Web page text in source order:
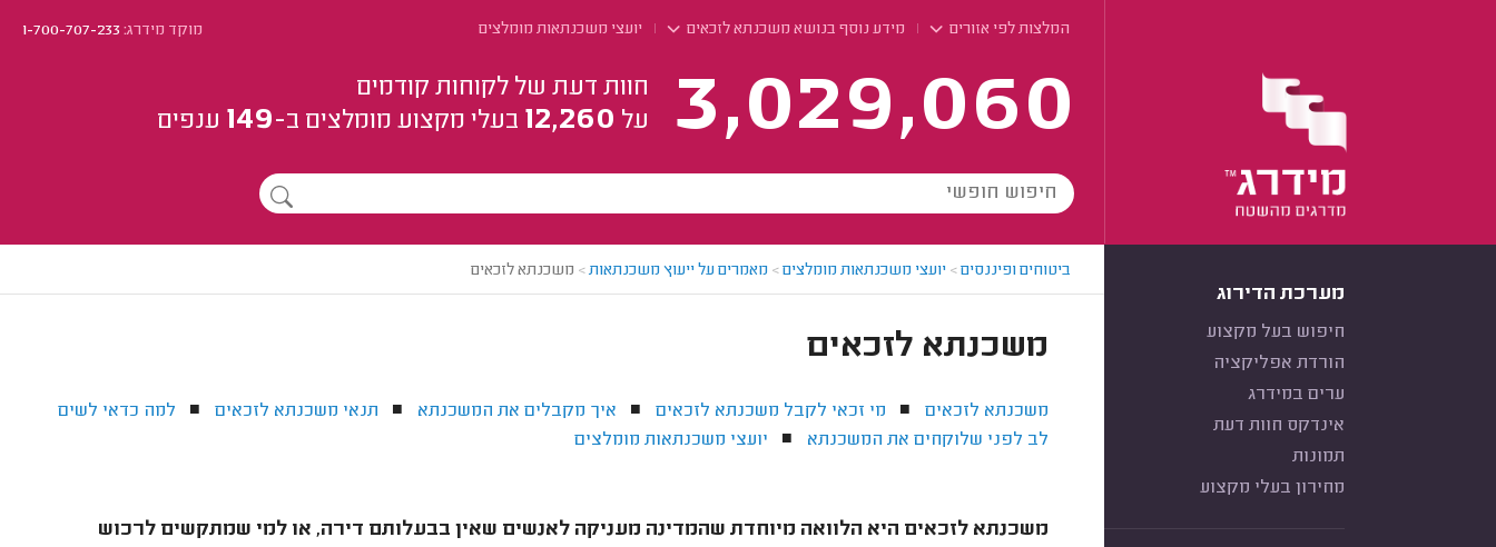
המלצות לפי אזורים מידע נוסף בנושא משכנתא לזכאים יועצי משכנתאות מומלצים מוקד מידרג:1-700-707-233
3,029,060
חוות דעת של לקוחות קודמים
על 12,260 בעלי מקצוע מומלצים ב-149 ענפים
מערכת הדירוג
חיפוש בעל מקצוע
הורדת אפליקציה
ערים במידרג
אינדקס חוות דעת
תמונות
מחירון בעלי מקצוע
ביטוחים ופיננסים> יועצי משכנתאות מומלצים> מאמרים על ייעוץ משכנתאות> משכנתא לזכאים
משכנתא לזכאים
משכנתא לזכאים ■ מי זכאי לקבל משכנתא לזכאים ■ איך מקבלים את המשכנתא ■ תנאי משכנתא לזכאים ■ למה כדאי לשים
לב לפני שלוקחים את המשכנתא
■ יועצי משכנתאות מומלצים
משכנתא לזכאים היא הלוואה מיוחדת שהמדינה מעניקה לאנשים שאין בבעלותם דירה, או למי שמתקשים לרכוש